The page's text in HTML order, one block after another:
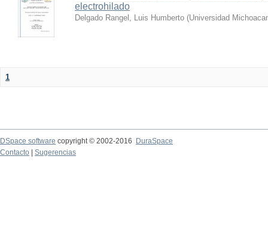
electrohilado
Delgado Rangel, Luis Humberto (Universidad
1
DSpace software copyright © 2002-2016
DuraSpace
Contacto
Sugerencias